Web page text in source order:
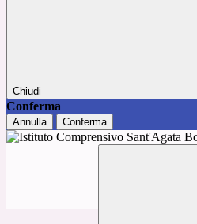
Chiudi
Conferma
Annulla Conferma